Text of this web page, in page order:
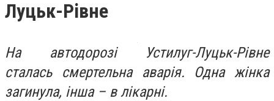
Луцьк-Рівне
На автодорозі Устилуг-Луцьк-Рівне
сталась смертельна аварія. Одна жінка
загинула, інша – в лікарні.